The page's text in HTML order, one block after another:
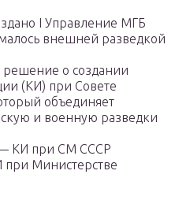
I Управление МГБ
внешней разведкой
о создании
(КИ) при Совете
объединяет
и военную разведки
— КИ при СМ СССР
при Министерстве